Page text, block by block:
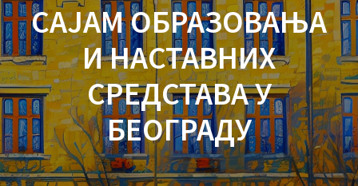
САЈАМ ОБРАЗОВАЊА
И НАСТАВНИХ
СРЕДСТАВА У
БЕОГРАДУ